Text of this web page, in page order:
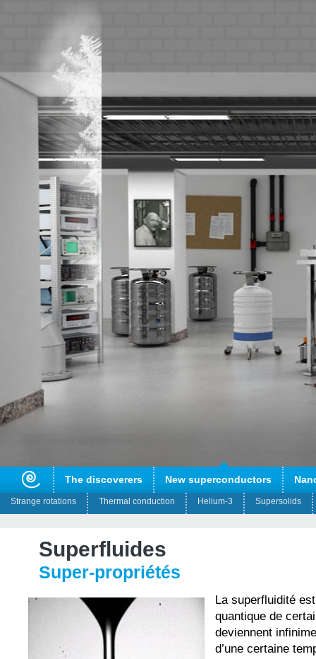
The discoverers New superconductors
Strange rotations Thermal conduction Helium-3 Supersolids
Superfluides
Super-propriétés
La superfluidité
quantique de
deviennent
d’une certaine